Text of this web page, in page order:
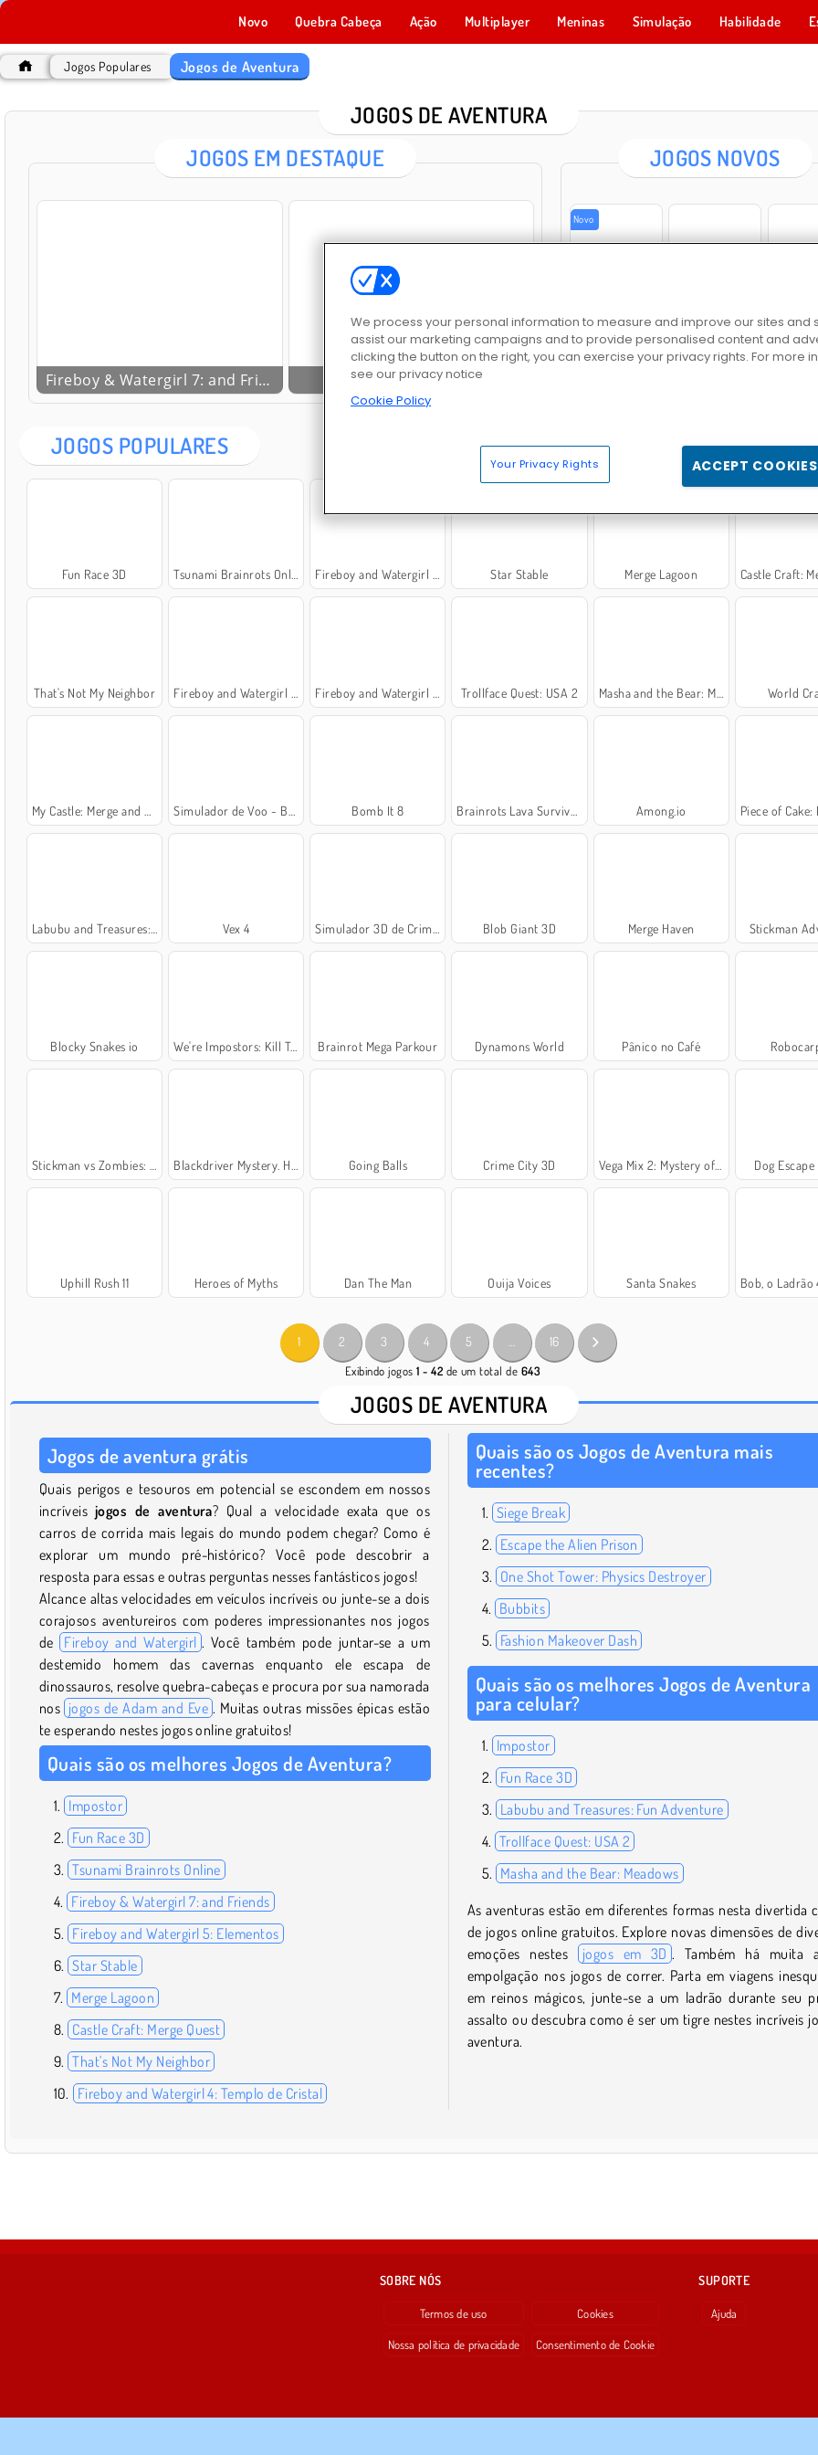
Novo Quebra Cabeça Ação Multiplayer Meninas Simulação Habilidade
Jogos Populares Jogos de Aventura
JOGOS DE AVENTURA
JOGOS EM DESTAQUE
Fireboy & Watergirl 7: and Friends Impostor
JOGOS NOVOS
Novo
Bubbits Fashion Makeover Dash
JOGOS POPULARES
Fun Race 3D Tsunami Brainrots Online Fireboy and Watergirl 5: Elementos Star Stable Merge Lagoon Castle Craft:
That's Not My Neighbor Fireboy and Watergirl 4: Templo de Cristal Fireboy and Watergirl 6: Contos de fadas Trollface Quest: USA 2 Masha and the Bear: Meadows World
My Castle: Merge and Story Simulador de Voo - Boeing Bomb It 8 Brainrots Lava Survive Online Among.io Piece of Cake:
Labubu and Treasures: Fun Adventure Vex 4 Simulador 3D de Crime Miami Blob Giant 3D Merge Haven Stickman
Blocky Snakes io We're Impostors: Kill Together Brainrot Mega Parkour Dynamons World Pânico no Café
Stickman vs Zombies: Epic Fight Blackdriver Mystery. Hidden Objects Going Balls Crime City 3D Vega Mix 2: Mystery of Island Dog
Uphill Rush 11 Heroes of Myths Dan The Man Ouija Voices Santa Snakes Bob, o Ladrão 4:
1 2 3 4 5 16
Exibindo jogos1 - 42 de um total de 643
JOGOS DE AVENTURA
Jogos de aventura grátis
Quais perigos e tesouros em potencial se escondem em nossos
incríveis jogos de aventura? Qual a velocidade exata que os
carros de corrida mais legais do mundo podem chegar? Como é
explorar um mundo pré-histórico? Você pode descobrir a
resposta para essas e outras perguntas nesses fantásticos jogos!
Alcance altas velocidades em veículos incríveis ou junte-se a dois
corajosos aventureiros com poderes impressionantes nos jogos
de Fireboy and Watergirl . Você também pode juntar-se a um
destemido homem das cavernas enquanto ele escapa de
dinossauros, resolve quebra-cabeças e procura por sua namorada
nos jogos de Adam and Eve . Muitas outras missões épicas estão
te esperando nestes jogos online gratuitos!
Quais são os melhores Jogos de Aventura?
Impostor
Fun Race 3D
Tsunami Brainrots Online
Fireboy & Watergirl 7: and Friends
Fireboy and Watergirl 5: Elementos
Star Stable
Merge Lagoon
Castle Craft: Merge Quest
That's Not My Neighbor
Fireboy and Watergirl 4: Templo de Cristal
Quais são os Jogos de Aventura mais
recentes?
Siege Break
Escape the Alien Prison
One Shot Tower: Physics Destroyer
Bubbits
Fashion Makeover Dash
Quais são os melhores Jogos de Aventura
para celular?
Impostor
Fun Race 3D
Labubu and Treasures: Fun Adventure
Trollface Quest: USA 2
Masha and the Bear: Meadows
As aventuras estão em diferentes formas nesta divertida
de jogos online gratuitos. Explore novas dimensões de
emoções nestes
jogos em 3D . Também há muita
empolgação nos jogos de correr. Parta em viagens
em reinos mágicos, junte-se a um ladrão durante seu
assalto ou descubra como é ser um tigre nestes incríveis
aventura.
SOBRE NÓS
Termos de uso
Nossa política de privacidade
Cookies
Consentimento de Cookie
SUPORTE
Ajuda
We process your personal information to measure and improve our sites and
assist our marketing campaigns and to provide personalised content and
clicking the button on the right, you can exercise your privacy rights. For more
see our privacy notice
Cookie Policy
Your Privacy Rights ACCEPT COOKIES